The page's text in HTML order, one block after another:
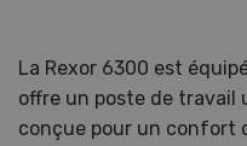
La Rexor 6300 est
offre un poste de travail
conçue pour un confort